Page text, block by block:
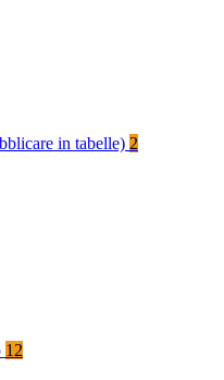
in tabelle) 2
12